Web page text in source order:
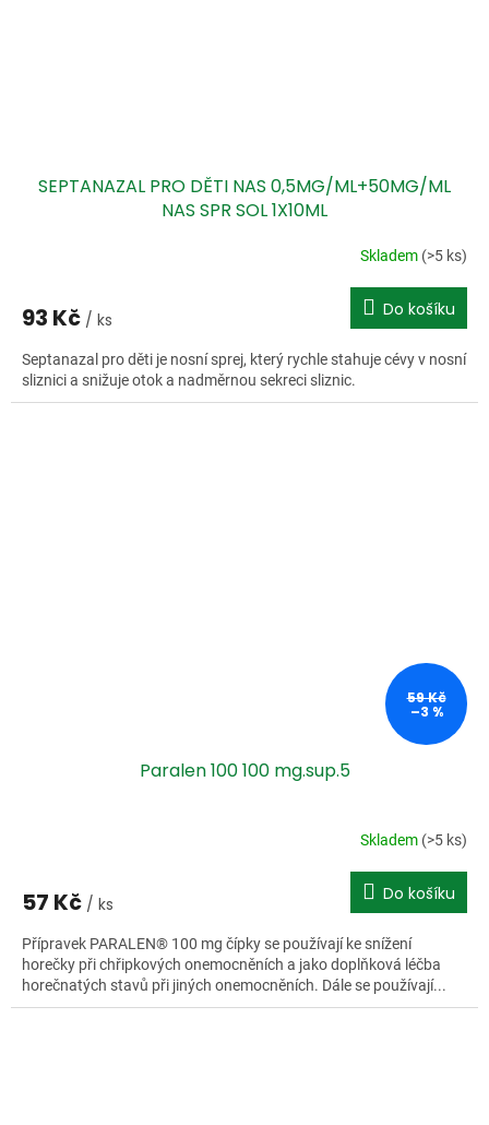
SEPTANAZAL PRO DĚTI NAS 0,5MG/ML+50MG/ML
NAS SPR SOL 1X10ML
Skladem (>5 ks)
93 Kč / ks Do košíku
Septanazal pro děti je nosní sprej, který rychle stahuje cévy v nosní
sliznici a snižuje otok a nadměrnou sekreci sliznic.
59 Kč
–3 %
Paralen 100 100 mg.sup.5
Skladem (>5 ks)
57 Kč / ks Do košíku
Přípravek PARALEN® 100 mg čípky se používají ke snížení
horečky při chřipkových onemocněních a jako doplňková léčba
horečnatých stavů při jiných onemocněních. Dále se používají...